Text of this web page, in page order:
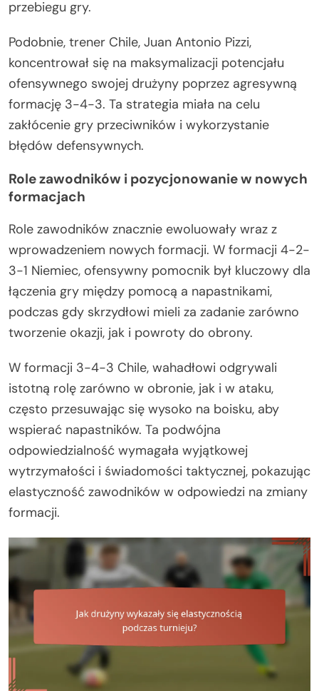
przebiegu gry.
Podobnie, trener Chile, Juan Antonio Pizzi,
koncentrował się na maksymalizacji potencjału
ofensywnego swojej drużyny poprzez agresywną
formację 3-4-3. Ta strategia miała na celu
zakłócenie gry przeciwników i wykorzystanie
błędów defensywnych.
Role zawodników i pozycjonowanie w nowych
formacjach
Role zawodników znacznie ewoluowały wraz z
wprowadzeniem nowych formacji. W formacji 4-2-
3-1 Niemiec, ofensywny pomocnik był kluczowy dla
łączenia gry między pomocą a napastnikami,
podczas gdy skrzydłowi mieli za zadanie zarówno
tworzenie okazji, jak i powroty do obrony.
W formacji 3-4-3 Chile, wahadłowi odgrywali
istotną rolę zarówno w obronie, jak i w ataku,
często przesuwając się wysoko na boisku, aby
wspierać napastników. Ta podwójna
odpowiedzialność wymagała wyjątkowej
wytrzymałości i świadomości taktycznej, pokazując
elastyczność zawodników w odpowiedzi na zmiany
formacji.